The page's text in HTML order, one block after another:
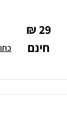
29 ₪
חינם